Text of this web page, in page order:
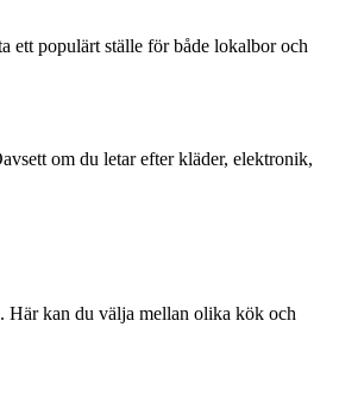
ett populärt ställe för både lokalbor och
om du letar efter kläder, elektronik,
Här kan du välja mellan olika kök och